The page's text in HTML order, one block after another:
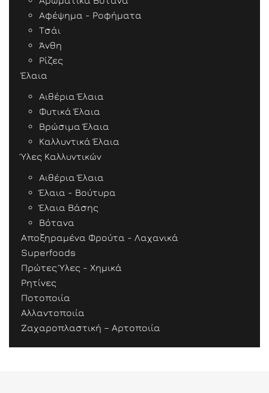
Αφέψημα - Ροφήματα
Τσάι
Άνθη
Ρίζες
Έλαια
Αιθέρια Έλαια
Φυτικά Έλαια
Βρώσιμα Έλαια
Καλλυντικά Έλαια
Ύλες Καλλυντικών
Αιθέρια Έλαια
Έλαια - Βούτυρα
Έλαια Βάσης
Βότανα
Αποξηραμένα Φρούτα - Λαχανικά
Superfoods
Πρώτες Ύλες - Χημικά
Ρητίνες
Ποτοποιία
Αλλαντοποιία
Ζαχαροπλαστική – Αρτοποιία